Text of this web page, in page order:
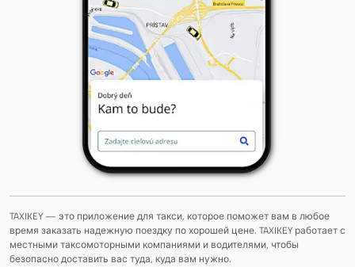
TAXIKEY — это приложение для такси, которое поможет вам в любое
время заказать надежную поездку по хорошей цене. TAXIKEY работает с
местными таксомоторными компаниями и водителями, чтобы
безопасно доставить вас туда, куда вам нужно.